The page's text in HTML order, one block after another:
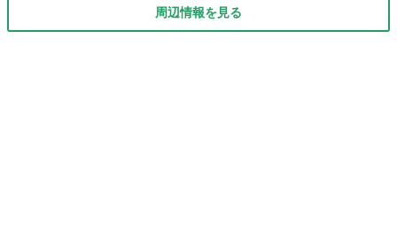
周辺情報を見る